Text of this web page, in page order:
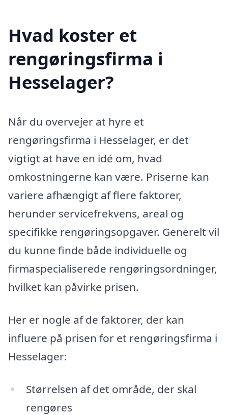
Hvad koster et
rengøringsfirma i
Hesselager?
Når du overvejer at hyre et
rengøringsfirma i Hesselager, er det
vigtigt at have en idé om, hvad
omkostningerne kan være. Priserne kan
variere afhængigt af flere faktorer,
herunder servicefrekvens, areal og
specifikke rengøringsopgaver. Generelt vil
du kunne finde både individuelle og
firmaspecialiserede rengøringsordninger,
hvilket kan påvirke prisen.
Her er nogle af de faktorer, der kan
influere på prisen for et rengøringsfirma i
Hesselager:
Størrelsen af det område, der skal
rengøres